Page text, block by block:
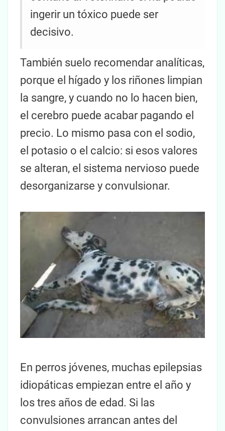
ingerir un tóxico puede ser
decisivo.
También suelo recomendar analíticas,
porque el hígado y los riñones limpian
la sangre, y cuando no lo hacen bien,
el cerebro puede acabar pagando el
precio. Lo mismo pasa con el sodio,
el potasio o el calcio: si esos valores
se alteran, el sistema nervioso puede
desorganizarse y convulsionar.
En perros jóvenes, muchas epilepsias
idiopáticas empiezan entre el año y
los tres años de edad. Si las
convulsiones arrancan antes del